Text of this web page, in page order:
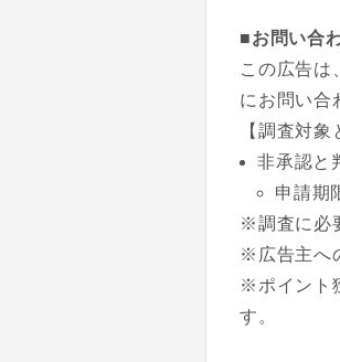
■お問い合
この広告は
にお問い合
【調査対
非承認と
申請期
※調査に必
※広告主へ
※ポイント
す。